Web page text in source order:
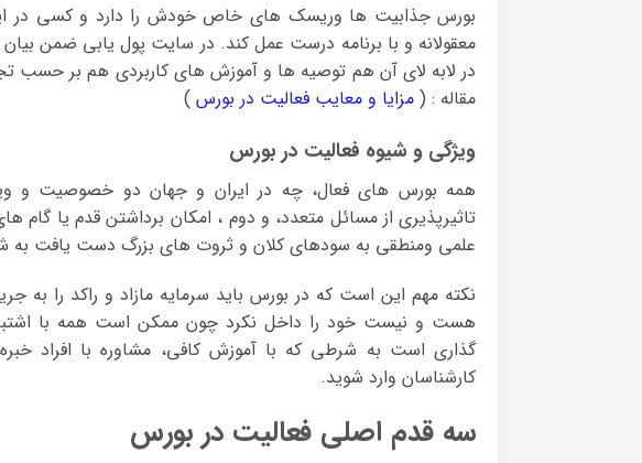
بورس جذابیت ها وریسک های خاص خودش را دارد و کسی در این
معقولانه و با برنامه درست عمل کند. در سایت پول یابی ضمن
در لابه لای آن هم توصیه ها و آموزش های کاربردی هم بر حسب
مقاله : ( مزایا و معایب فعالیت در بورس)
ویژگی و شیوه فعالیت در بورس
همه بورس های فعال، چه در ایران و جهان دو خصوصیت و
تاثیرپذیری از مسائل متعدد، و دوم ، امکان برداشتن قدم یا
علمی ومنطقی به سودهای کلان و ثروت های بزرگ دست یافت به
نکته مهم این است که در بورس باید سرمایه مازاد و راکد را به
هست و نیست خود را داخل نکرد چون ممکن است همه با
گذاری است به شرطی که با آموزش کافی، مشاوره با افراد
کارشناسان وارد شوید.
سه قدم اصلی فعالیت در بورس